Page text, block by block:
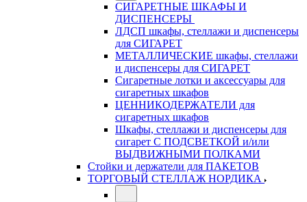
СИГАРЕТНЫЕ ШКАФЫ И
ДИСПЕНСЕРЫ
ЛДСП шкафы, стеллажи и диспенсеры
для СИГАРЕТ
МЕТАЛЛИЧЕСКИЕ шкафы, стеллажи
и диспенсеры для СИГАРЕТ
Сигаретные лотки и аксессуары для
сигаретных шкафов
ЦЕННИКОДЕРЖАТЕЛИ для
сигаретных шкафов
Шкафы, стеллажи и диспенсеры для
сигарет С ПОДСВЕТКОЙ и/или
ВЫДВИЖНЫМИ ПОЛКАМИ
Стойки и держатели для ПАКЕТОВ
ТОРГОВЫЙ СТЕЛЛАЖ НОРДИКА